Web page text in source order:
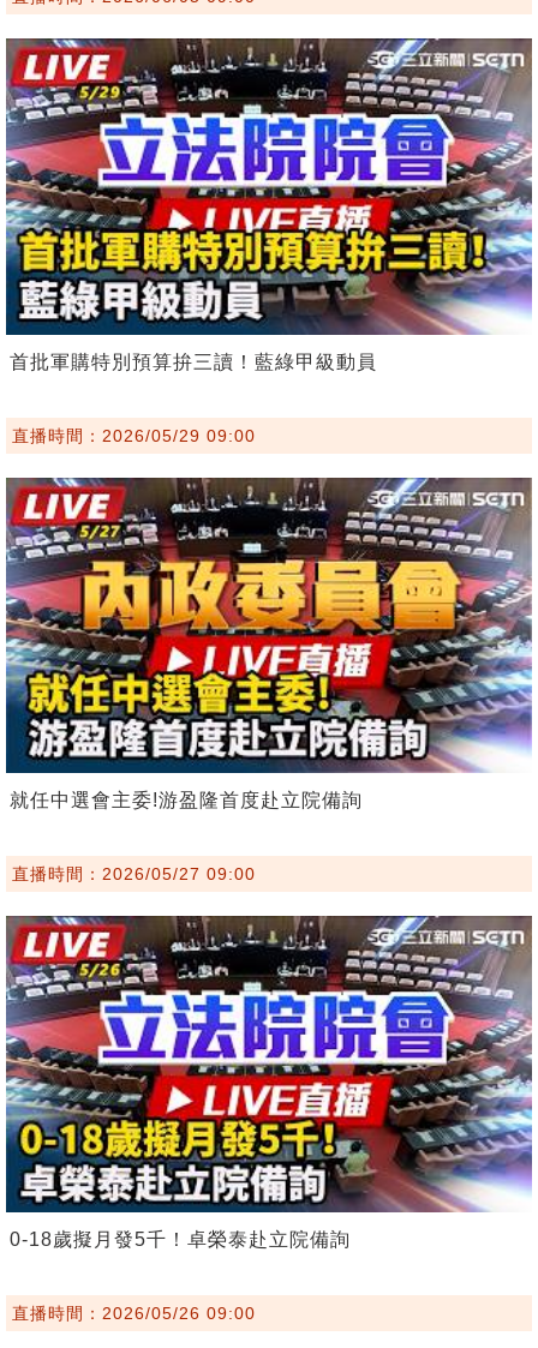
首批軍購特別預算拚三讀！藍綠甲級動員
直播時間：2026/05/29 09:00
就任中選會主委!游盈隆首度赴立院備詢
直播時間：2026/05/27 09:00
0-18歲擬月發5千！卓榮泰赴立院備詢
直播時間：2026/05/26 09:00